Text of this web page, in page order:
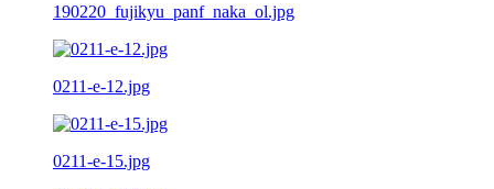
190220_fujikyu_panf_naka_ol.jpg
0211-e-12.jpg
0211-e-15.jpg